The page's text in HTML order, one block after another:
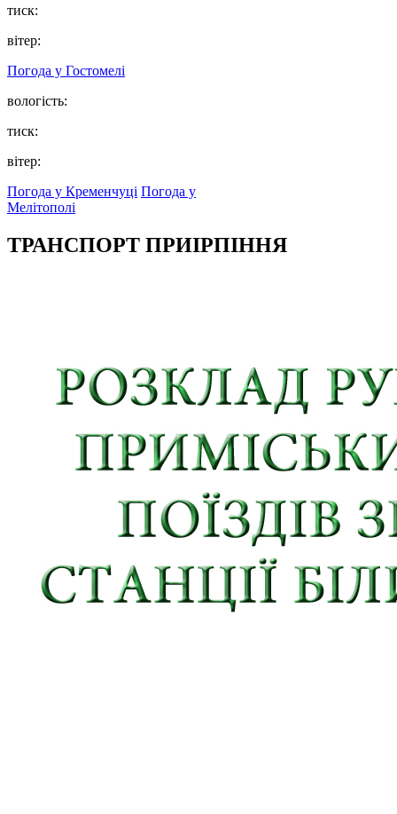
тиск:
вітер:
Погода у Гостомелі
вологість:
тиск:
вітер:
Погода у Кременчуці Погода у
Мелітополі
ТРАНСПОРТ ПРИІРПІННЯ